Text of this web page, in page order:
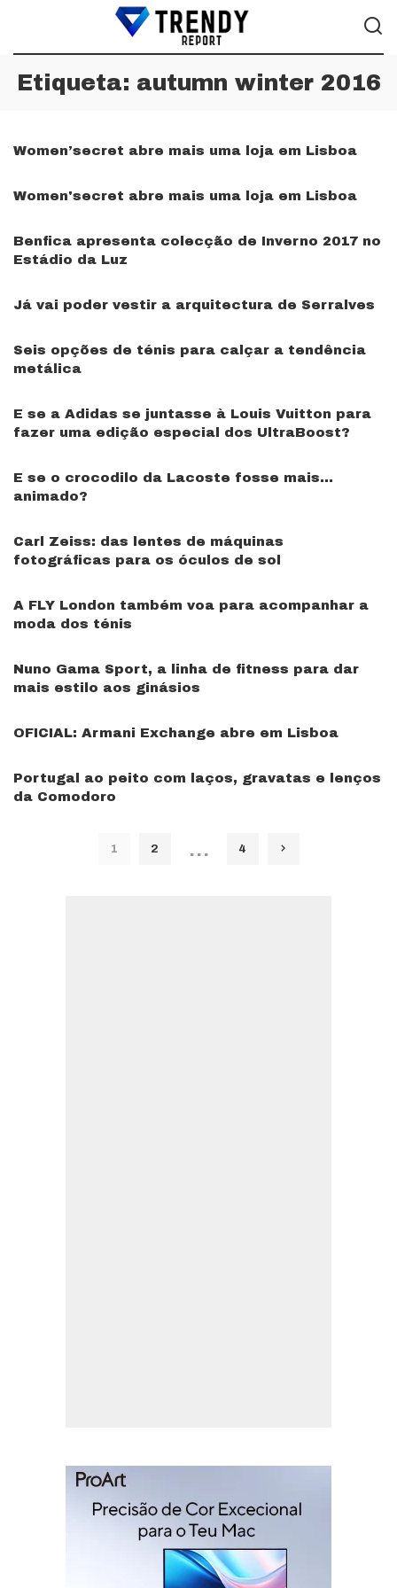
Etiqueta: autumn winter 2016
Women’secret abre mais uma loja em Lisboa
Women'secret abre mais uma loja em Lisboa
Benfica apresenta colecção de Inverno 2017 no
Estádio da Luz
Já vai poder vestir a arquitectura de Serralves
Seis opções de ténis para calçar a tendência
metálica
E se a Adidas se juntasse à Louis Vuitton para
fazer uma edição especial dos UltraBoost?
E se o crocodilo da Lacoste fosse mais…
animado?
Carl Zeiss: das lentes de máquinas
fotográficas para os óculos de sol
A FLY London também voa para acompanhar a
moda dos ténis
Nuno Gama Sport, a linha de fitness para dar
mais estilo aos ginásios
OFICIAL: Armani Exchange abre em Lisboa
Portugal ao peito com laços, gravatas e lenços
da Comodoro
1 2 … 4